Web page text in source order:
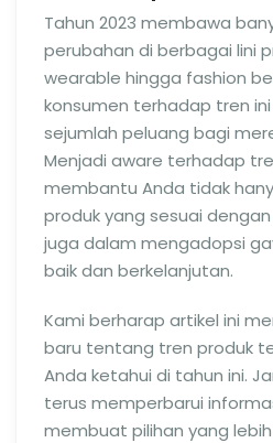
Tahun 2023 membawa
perubahan di berbagai lini
wearable hingga fashion
konsumen terhadap tren
sejumlah peluang bagi
Menjadi aware terhadap
membantu Anda tidak
produk yang sesuai
juga dalam mengadopsi
baik dan berkelanjutan.
Kami berharap artikel ini
baru tentang tren produk
Anda ketahui di tahun ini.
terus memperbarui
membuat pilihan yang